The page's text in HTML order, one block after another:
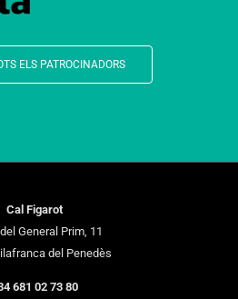
ELS PATROCINADORS
Cal Figarot
General Prim, 11
del Penedès
681 02 73 80